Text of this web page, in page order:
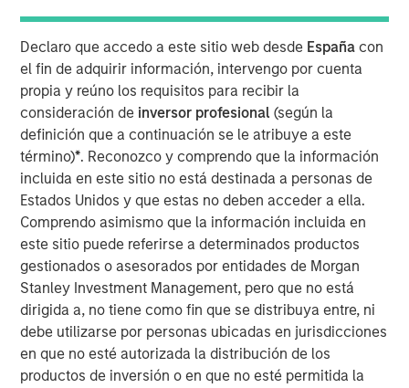
Declaro que accedo a este sitio web desde España con
el fin de adquirir información, intervengo por cuenta
propia y reúno los requisitos para recibir la
consideración de inversor profesional(según la
definición que a continuación se le atribuye a este
término)*. Reconozco y comprendo que la información
incluida en este sitio no está destinada a personas de
Estados Unidos y que estas no deben acceder a ella.
Comprendo asimismo que la información incluida en
este sitio puede referirse a determinados productos
gestionados o asesorados por entidades de Morgan
Stanley Investment Management, pero que no está
dirigida a, no tiene como fin que se distribuya entre, ni
debe utilizarse por personas ubicadas en jurisdicciones
en que no esté autorizada la distribución de los
productos de inversión o en que no esté permitida la
Video
In this webinar, our investment leaders talked about the
opportunity in CLO Equity and explored how today’s
macro backdrop — including dispersion, software/AI
impacts, and credit repricing — is shaping performance
expectations.
Floating-Rate Loans Team
As a pioneer in the floating-rate loan market, the team is
dedicated to loan market investing and has a
demonstrable track record since 1989.
ARTÍCULOS RELACIONADOS
ARTÍCULO